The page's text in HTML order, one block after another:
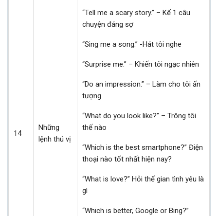
14
Những
lệnh thú vị
“Tell me a scary story.” – Kể 1 câu
chuyện đáng sợ
“Sing me a song.” -Hát tôi nghe
“Surprise me.” – Khiến tôi ngạc nhiên
“Do an impression.” – Làm cho tôi ấn
tượng
“What do you look like?” – Trông tôi
thế nào
“Which is the best smartphone?” Điện
thoại nào tốt nhất hiện nay?
“What is love?” Hỏi thế gian tình yêu là
gì
“Which is better, Google or Bing?”